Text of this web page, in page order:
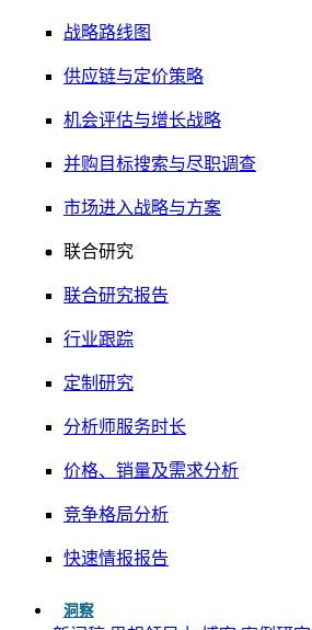
战略路线图
供应链与定价策略
机会评估与增长战略
并购目标搜索与尽职调查
市场进入战略与方案
联合研究
联合研究报告
行业跟踪
定制研究
分析师服务时长
价格、销量及需求分析
竞争格局分析
快速情报报告
洞察